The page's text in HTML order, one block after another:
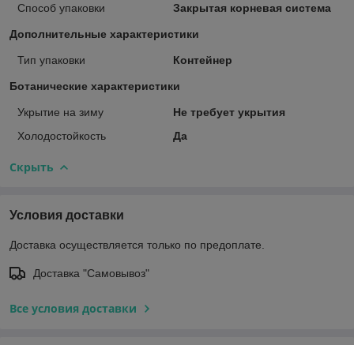
Способ упаковки
Закрытая корневая система
Дополнительные характеристики
Тип упаковки Контейнер
Ботанические характеристики
Укрытие на зиму
Не требует укрытия
Холодостойкость
Да
Скрыть
Условия доставки
Доставка осуществляется только по предоплате.
Доставка "Самовывоз"
Все условия доставки